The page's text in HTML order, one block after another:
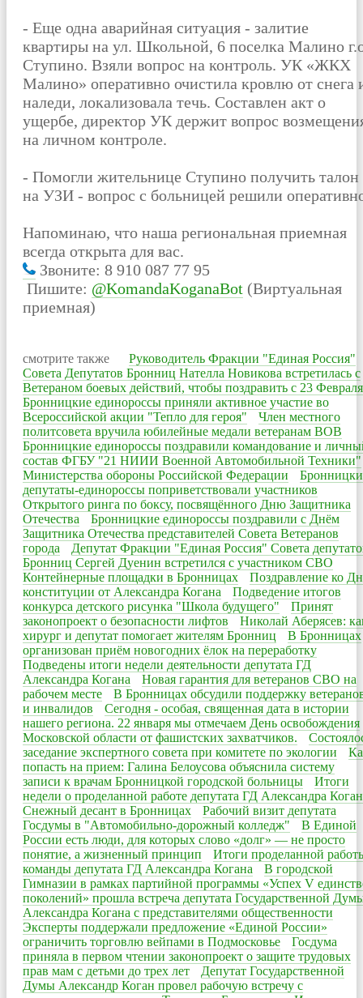
- Еще одна аварийная ситуация - залитие
квартиры на ул. Школьной, 6 поселка Малино
Ступино. Взяли вопрос на контроль. УК «ЖКХ
Малино» оперативно очистила кровлю от снега
наледи, локализовала течь. Составлен акт о
ущербе, директор УК держит вопрос
на личном контроле.
- Помогли жительнице Ступино получить талон
на УЗИ - вопрос с больницей решили
Напоминаю, что наша региональная приемная
всегда открыта для вас.
Звоните: 8 910 087 77 95
Пишите: @KomandaKoganaBot (Виртуальная
приемная)
смотрите также
Руководитель Фракции "Единая Россия"
Совета Депутатов Бронниц Нателла Новикова встретилась с
Ветераном боевых действий, чтобы поздравить с 23 Февраля
Бронницкие единороссы приняли активное участие во
Всероссийской акции "Тепло для героя"
Член местного
политсовета вручила юбилейные медали ветеранам ВОВ
Бронницкие единороссы поздравили командование и
состав ФГБУ "21 НИИИ Военной Автомобильной Техники"
Министерства обороны Российской Федерации
депутаты-единороссы поприветствовали участников
Открытого ринга по боксу, посвящённого Дню Защитника
Отечества
Бронницкие единороссы поздравили с Днём
Защитника Отечества представителей Совета Ветеранов
города
Депутат Фракции "Единая Россия" Совета
Бронниц Сергей Дуенин встретился с участником СВО
Контейнерные площадки в Бронницах
Поздравление ко
конституции от Александра Когана
Подведение итогов
конкурса детского рисунка "Школа будущего"
Принят
законопроект о безопасности лифтов
Николай Аберясев:
хирург и депутат помогает жителям Бронниц
В Бронницах
организован приём новогодних ёлок на переработку
Подведены итоги недели деятельности депутата ГД
Александра Когана
Новая гарантия для ветеранов СВО на
рабочем месте
В Бронницах обсудили поддержку
и инвалидов
Сегодня - особая, священная дата в истории
нашего региона. 22 января мы отмечаем День освобождения
Московской области от фашистских захватчиков.
заседание экспертного совета при комитете по экологии
попасть на прием: Галина Белоусова объяснила систему
записи к врачам Бронницкой городской больницы
Итоги
недели о проделанной работе депутата ГД Александра
Снежный десант в Бронницах
Рабочий визит депутата
Госдумы в "Автомобильно-дорожный колледж"
В Единой
России есть люди, для которых слово «долг» — не просто
понятие, а жизненный принцип
Итоги проделанной
команды депутата ГД Александра Когана
В городской
Гимназии в рамках партийной программы «Успех V
поколений» прошла встреча депутата Государственной
Александра Когана с представителями общественности
Эксперты поддержали предложение «Единой России»
ограничить торговлю вейпами в Подмосковье
Госдума
приняла в первом чтении законопроект о защите трудовых
прав мам с детьми до трех лет
Депутат Государственной
Думы Александр Коган провел рабочую встречу с